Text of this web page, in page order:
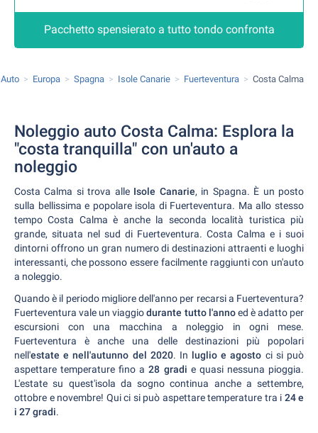
Pacchetto spensierato a tutto tondo confronta
Europa Spagna Isole Canarie Fuerteventura Costa Calma
Noleggio auto Costa Calma: Esplora la
"costa tranquilla" con un'auto a
noleggio
Costa Calma si trova alle Isole Canarie, in Spagna. È un posto
sulla bellissima e popolare isola di Fuerteventura. Ma allo stesso
tempo Costa Calma è anche la seconda località turistica più
grande, situata nel sud di Fuerteventura. Costa Calma e i suoi
dintorni offrono un gran numero di destinazioni attraenti e luoghi
interessanti, che possono essere facilmente raggiunti con un'auto
a noleggio.
Quando è il periodo migliore dell'anno per recarsi a Fuerteventura?
Fuerteventura vale un viaggiodurante tutto l'annoed è adatto per
escursioni con una macchina a noleggio in ogni mese.
Fuerteventura è anche una delle destinazioni più popolari
nell'estate e nell'autunno del 2020. In luglio e agosto ci si può
aspettare temperature fino a28 gradi e quasi nessuna pioggia.
L'estate su quest'isola da sogno continua anche a settembre,
ottobre e novembre! Qui ci si può aspettare temperature tra i 24 e
i 27 gradi.